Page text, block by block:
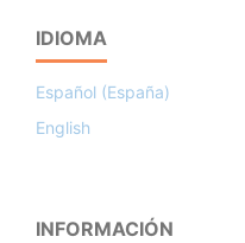
IDIOMA
Español (España)
English
INFORMACIÓN